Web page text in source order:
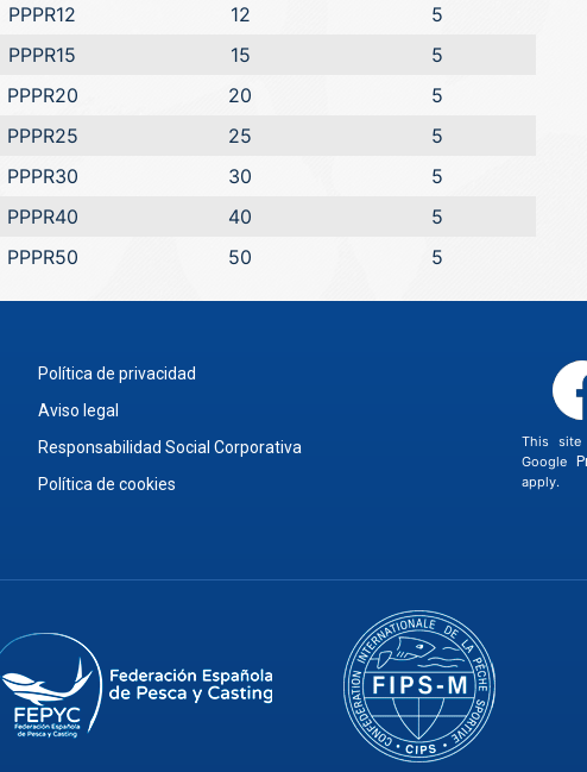
PPPR12
12
5
PPPR15
15
5
PPPR20
20
5
PPPR25
25
5
PPPR30
30
5
PPPR40
40
5
PPPR50
50 5
Política de privacidad
Aviso legal
Responsabilidad Social Corporativa
Política de cookies
This site
Google
apply.